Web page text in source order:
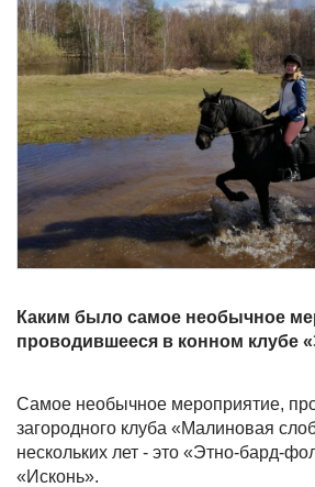
Каким было самое необычное
проводившееся в конном клубе
Самое необычное мероприятие,
загородного клуба «Малиновая
нескольких лет - это «Этно-бард-
«Исконь».